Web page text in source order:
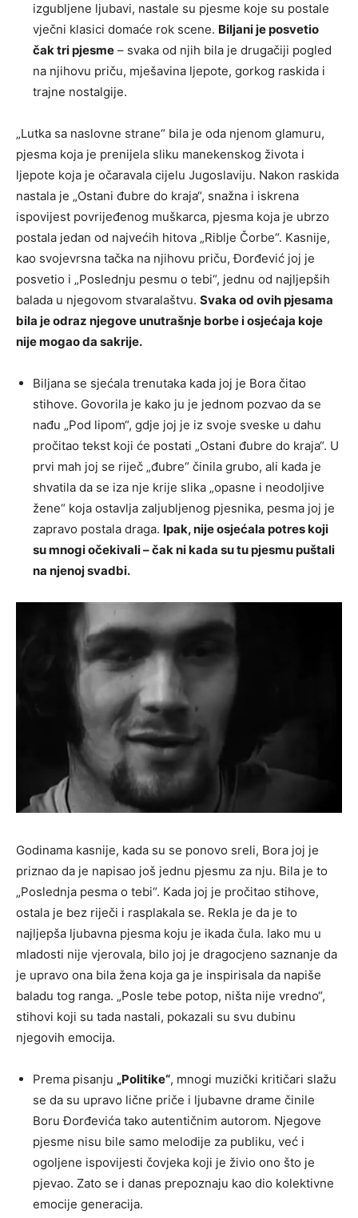
izgubljene ljubavi, nastale su pjesme koje su postale
vječni klasici domaće rok scene. Biljani je posvetio
čak tri pjesme – svaka od njih bila je drugačiji pogled
na njihovu priču, mješavina ljepote, gorkog raskida i
trajne nostalgije.
„Lutka sa naslovne strane“ bila je oda njenom glamuru,
pjesma koja je prenijela sliku manekenskog života i
ljepote koja je očaravala cijelu Jugoslaviju. Nakon raskida
nastala je „Ostani đubre do kraja“, snažna i iskrena
ispovijest povrijeđenog muškarca, pjesma koja je ubrzo
postala jedan od najvećih hitova „Riblje Čorbe“. Kasnije,
kao svojevrsna tačka na njihovu priču, Đorđević joj je
posvetio i „Poslednju pesmu o tebi“, jednu od najljepših
balada u njegovom stvaralaštvu. Svaka od ovih pjesama
bila je odraz njegove unutrašnje borbe i osjećaja koje
nije mogao da sakrije.
Biljana se sjećala trenutaka kada joj je Bora čitao
stihove. Govorila je kako ju je jednom pozvao da se
nađu „Pod lipom“, gdje joj je iz svoje sveske u dahu
pročitao tekst koji će postati „Ostani đubre do kraja“. U
prvi mah joj se riječ „đubre“ činila grubo, ali kada je
shvatila da se iza nje krije slika „opasne i neodoljive
žene“ koja ostavlja zaljubljenog pjesnika, pesma joj je
zapravo postala draga. Ipak, nije osjećala potres koji
su mnogi očekivali – čak ni kada su tu pjesmu puštali
na njenoj svadbi.
Godinama kasnije, kada su se ponovo sreli, Bora joj je
priznao da je napisao još jednu pjesmu za nju. Bila je to
„Poslednja pesma o tebi“. Kada joj je pročitao stihove,
ostala je bez riječi i rasplakala se. Rekla je da je to
najljepša ljubavna pjesma koju je ikada čula. Iako mu u
mladosti nije vjerovala, bilo joj je dragocjeno saznanje da
je upravo ona bila žena koja ga je inspirisala da napiše
baladu tog ranga. „Posle tebe potop, ništa nije vredno“,
stihovi koji su tada nastali, pokazali su svu dubinu
njegovih emocija.
Prema pisanju „Politike“, mnogi muzički kritičari slažu
se da su upravo lične priče i ljubavne drame činile
Boru Đorđevića tako autentičnim autorom. Njegove
pjesme nisu bile samo melodije za publiku, već i
ogoljene ispovijesti čovjeka koji je živio ono što je
pjevao. Zato se i danas prepoznaju kao dio kolektivne
emocije generacija.